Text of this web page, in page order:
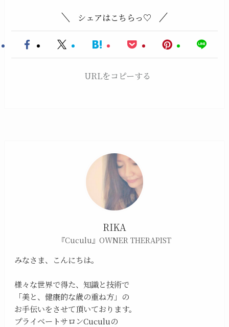
シェアはこちらっ♡
URLをコピーする
RIKA
『Cuculu』OWNER THERAPIST
みなさま、こんにちは。
様々な世界で得た、知識と技術で
「美と、健康的な歳の重ね方」の
お手伝いをさせて頂いております。
プライベートサロンCuculuの